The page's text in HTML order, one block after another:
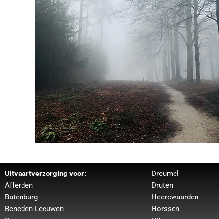
Uitvaartverzorging voor:
Afferden
Batenburg
Beneden-Leeuwen
Dreumel
Druten
Heerewaarden
Horssen